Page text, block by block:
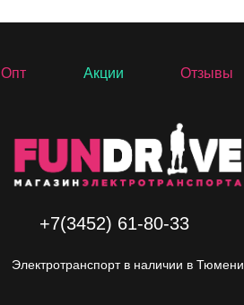
Опт Отзывы
Акции
+7(3452) 61-80-33
Электротранспорт в наличии в Тюмени